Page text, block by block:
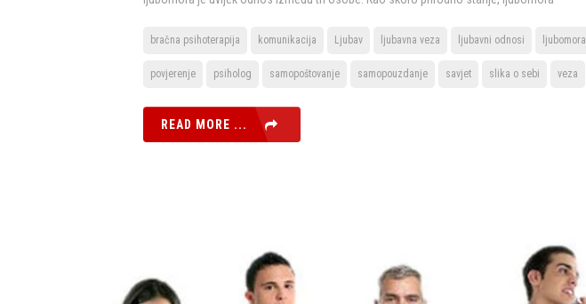
bračna psihoterapija komunikacija Ljubav ljubavna veza ljubavni odnosi ljubomora
povjerenje psiholog samopoštovanje samopouzdanje savjet slika o sebi veza
READ MORE ...